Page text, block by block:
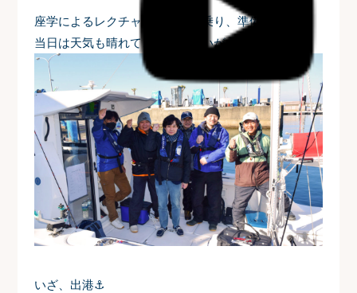
座学によるレクチャー後、船に乗り、準備万端！
当日は天気も晴れて、皆様気合いが入っています✨
いざ、出港⚓